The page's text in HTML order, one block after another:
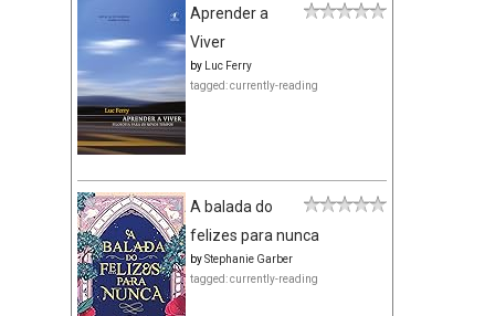
Aprender a
Viver
by
Luc Ferry
tagged: currently-reading
A balada do
felizes para nunca
byStephanie Garber
tagged: currently-reading